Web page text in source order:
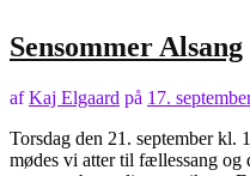
Sensommer Alsang
afKaj Elgaard på 17.
Torsdag den 21. september kl.
mødes vi atter til fællessang